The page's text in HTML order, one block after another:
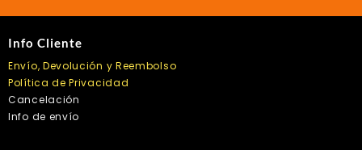
Info Cliente
Envío, Devolución y Reembolso
Política de Privacidad
Cancelación
Info de envío